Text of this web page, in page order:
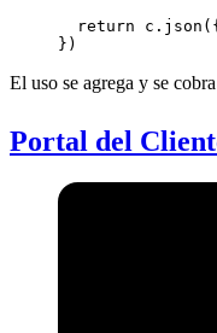
  return
c. json
})
El uso se agrega y se
Portal del